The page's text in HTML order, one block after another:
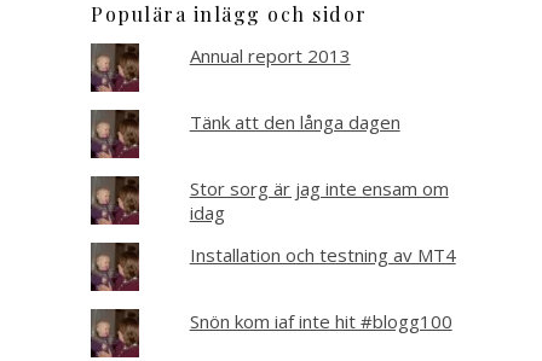
Populära inlägg och sidor
Annual report 2013
Tänk att den långa dagen
Stor sorg är jag inte ensam om
idag
Installation och testning av MT4
Snön kom iaf inte hit #blogg100